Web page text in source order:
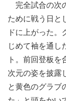
完全試合の次
ために戦う日と
ドに上がった。
じめて袖を通し
ト。前回登板
次元の姿を披露
と黄色のグラブ